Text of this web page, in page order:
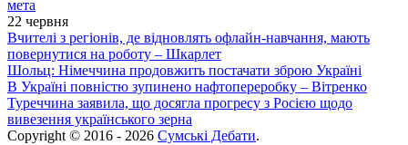
мета
22 червня
Вчителі з регіонів, де відновлять офлайн-навчання, мають
повернутися на роботу – Шкарлет
Шольц: Німеччина продовжить постачати зброю Україні
В Україні повністю зупинено нафтопереробку – Вітренко
Туреччина заявила, що досягла прогресу з Росією щодо
вивезення українського зерна
Copyright © 2016 - 2026 Сумські Дебати.